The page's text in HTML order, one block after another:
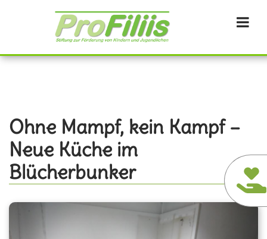
Ohne Mampf, kein Kampf –
Neue Küche im
Blücherbunker